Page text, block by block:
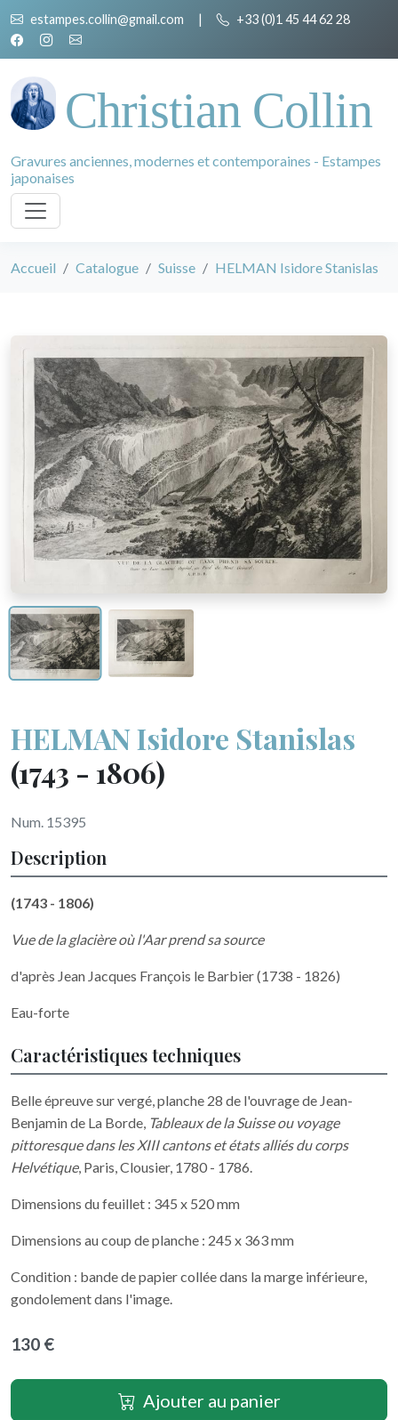
estampes.collin@gmail.com | +33 (0)1 45 44 62 28
Christian Collin
Gravures anciennes, modernes et contemporaines - Estampes
japonaises
Accueil Catalogue Suisse HELMAN Isidore Stanislas
HELMAN Isidore Stanislas
(1743 - 1806)
Num. 15395
Description
(1743 - 1806)
Vue de la glacière où l'Aar prend sa source
d'après Jean Jacques François le Barbier (1738 - 1826)
Eau-forte
Caractéristiques techniques
Belle épreuve sur vergé, planche 28 de l'ouvrage de Jean-
Benjamin de La Borde, Tableaux de la Suisse ou voyage
pittoresque dans les XIII cantons et états alliés du corps
Helvétique, Paris, Clousier, 1780 - 1786.
Dimensions du feuillet : 345 x 520 mm
Dimensions au coup de planche : 245 x 363 mm
Condition : bande de papier collée dans la marge inférieure,
gondolement dans l'image.
130 €
Ajouter au panier